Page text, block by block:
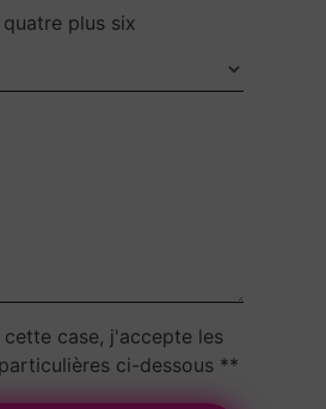
plus six
cette case, j'accepte les
ci-dessous **